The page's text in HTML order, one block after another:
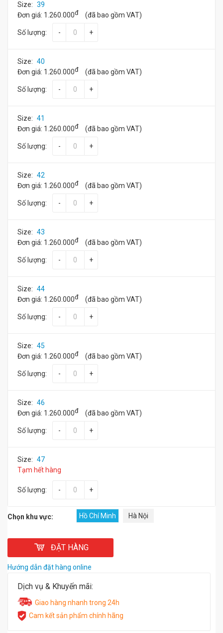
Size: 39
Đơn giá: 1.260.000đ (đã bao gồm VAT)
Số lượng: - +
Size: 40
Đơn giá: 1.260.000đ (đã bao gồm VAT)
Số lượng: - +
Size: 41
Đơn giá: 1.260.000đ (đã bao gồm VAT)
Số lượng: - +
Size: 42
Đơn giá: 1.260.000đ (đã bao gồm VAT)
Số lượng: - +
Size: 43
Đơn giá: 1.260.000đ (đã bao gồm VAT)
Số lượng: - +
Size: 44
Đơn giá: 1.260.000đ (đã bao gồm VAT)
Số lượng: - +
Size: 45
Đơn giá: 1.260.000đ (đã bao gồm VAT)
Số lượng: - +
Size: 46
Đơn giá: 1.260.000đ (đã bao gồm VAT)
Số lượng: - +
Size: 47
Tạm hết hàng
Số lượng: - +
Chọn khu vực: Hồ Chí Minh Hà Nội
ĐẶT HÀNG
Hướng dẫn đặt hàng online
Dịch vụ & Khuyến mãi:
Giao hàng nhanh trong 24h
Cam kết sản phẩm chính hãng